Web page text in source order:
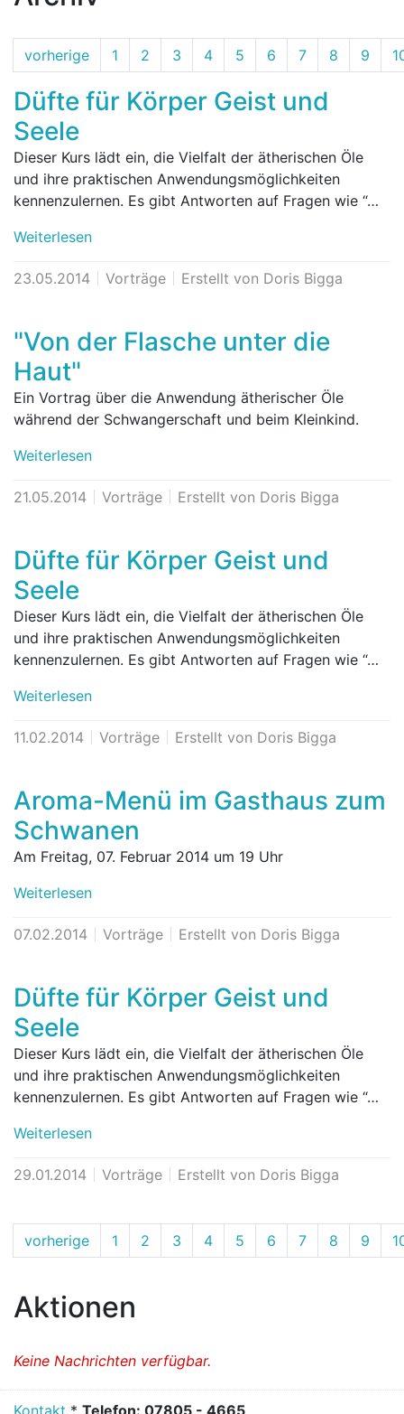
vorherige 1 2 3 4 5 6 7 8 9
Düfte für Körper Geist und
Seele
Dieser Kurs lädt ein, die Vielfalt der ätherischen Öle
und ihre praktischen Anwendungsmöglichkeiten
kennenzulernen. Es gibt Antworten auf Fragen wie “…
Weiterlesen
23.05.2014 Vorträge Erstellt von Doris Bigga
"Von der Flasche unter die
Haut"
Ein Vortrag über die Anwendung ätherischer Öle
während der Schwangerschaft und beim Kleinkind.
Weiterlesen
21.05.2014 Vorträge Erstellt von Doris Bigga
Düfte für Körper Geist und
Seele
Dieser Kurs lädt ein, die Vielfalt der ätherischen Öle
und ihre praktischen Anwendungsmöglichkeiten
kennenzulernen. Es gibt Antworten auf Fragen wie “…
Weiterlesen
11.02.2014 Vorträge Erstellt von Doris Bigga
Aroma-Menü im Gasthaus zum
Schwanen
Am Freitag, 07. Februar 2014 um 19 Uhr
Weiterlesen
07.02.2014 Vorträge Erstellt von Doris Bigga
Düfte für Körper Geist und
Seele
Dieser Kurs lädt ein, die Vielfalt der ätherischen Öle
und ihre praktischen Anwendungsmöglichkeiten
kennenzulernen. Es gibt Antworten auf Fragen wie “…
Weiterlesen
29.01.2014 Vorträge Erstellt von Doris Bigga
vorherige 1 2 3 4 5 6 7 8 9
Aktionen
Keine Nachrichten verfügbar.
Kontakt * Telefon: 07805 - 4665